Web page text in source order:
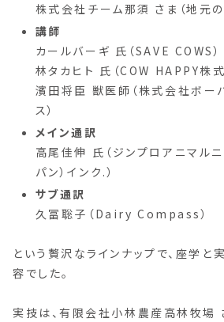
株式会社チーム那須 さま（地元
講師
カールバーギ 氏（SAVE COWS）
林タカヒト 氏（COW HAPPY株式
濱田将臣 獣医師（株式会社ボー
ス）
メイン通訳
高尾佳伸 氏（ジンプロアニマルニ
パン）インク.）
サブ通訳
久冨聡子（Dairy Compass）
という贅沢なラインナップで、座学と
容でした。
実技は、有限会社小林農産高林牧場